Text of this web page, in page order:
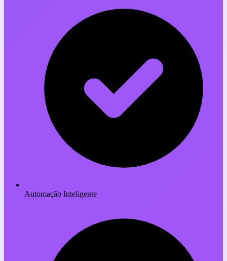
Automação Inteligente